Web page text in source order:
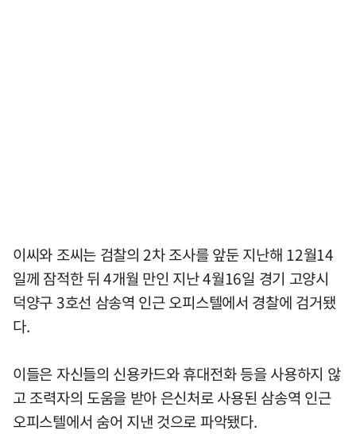
이씨와 조씨는 검찰의 2차 조사를 앞둔 지난해 12월14
일께 잠적한 뒤 4개월 만인 지난 4월16일 경기 고양시
덕양구 3호선 삼송역 인근 오피스텔에서 경찰에 검거됐
다.
이들은 자신들의 신용카드와 휴대전화 등을 사용하지 않
고 조력자의 도움을 받아 은신처로 사용된 삼송역 인근
오피스텔에서 숨어 지낸 것으로 파악됐다.